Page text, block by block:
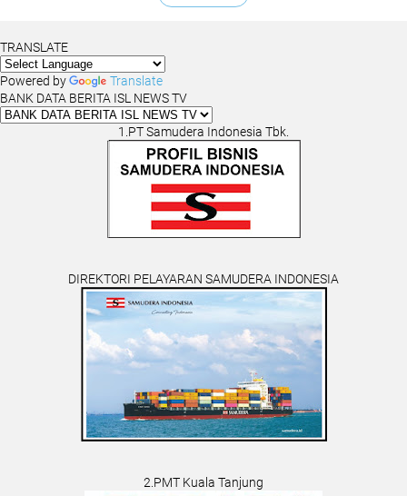
TRANSLATE
Powered by
Translate
BANK DATA BERITA ISL NEWS TV
1.PT Samudera Indonesia Tbk.
DIREKTORI PELAYARAN SAMUDERA INDONESIA
2.PMT Kuala Tanjung